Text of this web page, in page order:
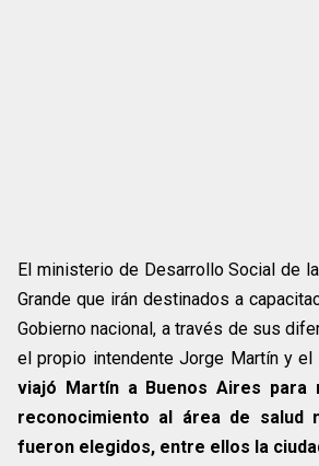
El ministerio de Desarrollo Social de
Grande que irán destinados a
Gobierno nacional, a través de sus
el propio intendente Jorge Martín y
viajó Martín a Buenos Aires
reconocimiento al área de salud
fueron elegidos, entre ellos la